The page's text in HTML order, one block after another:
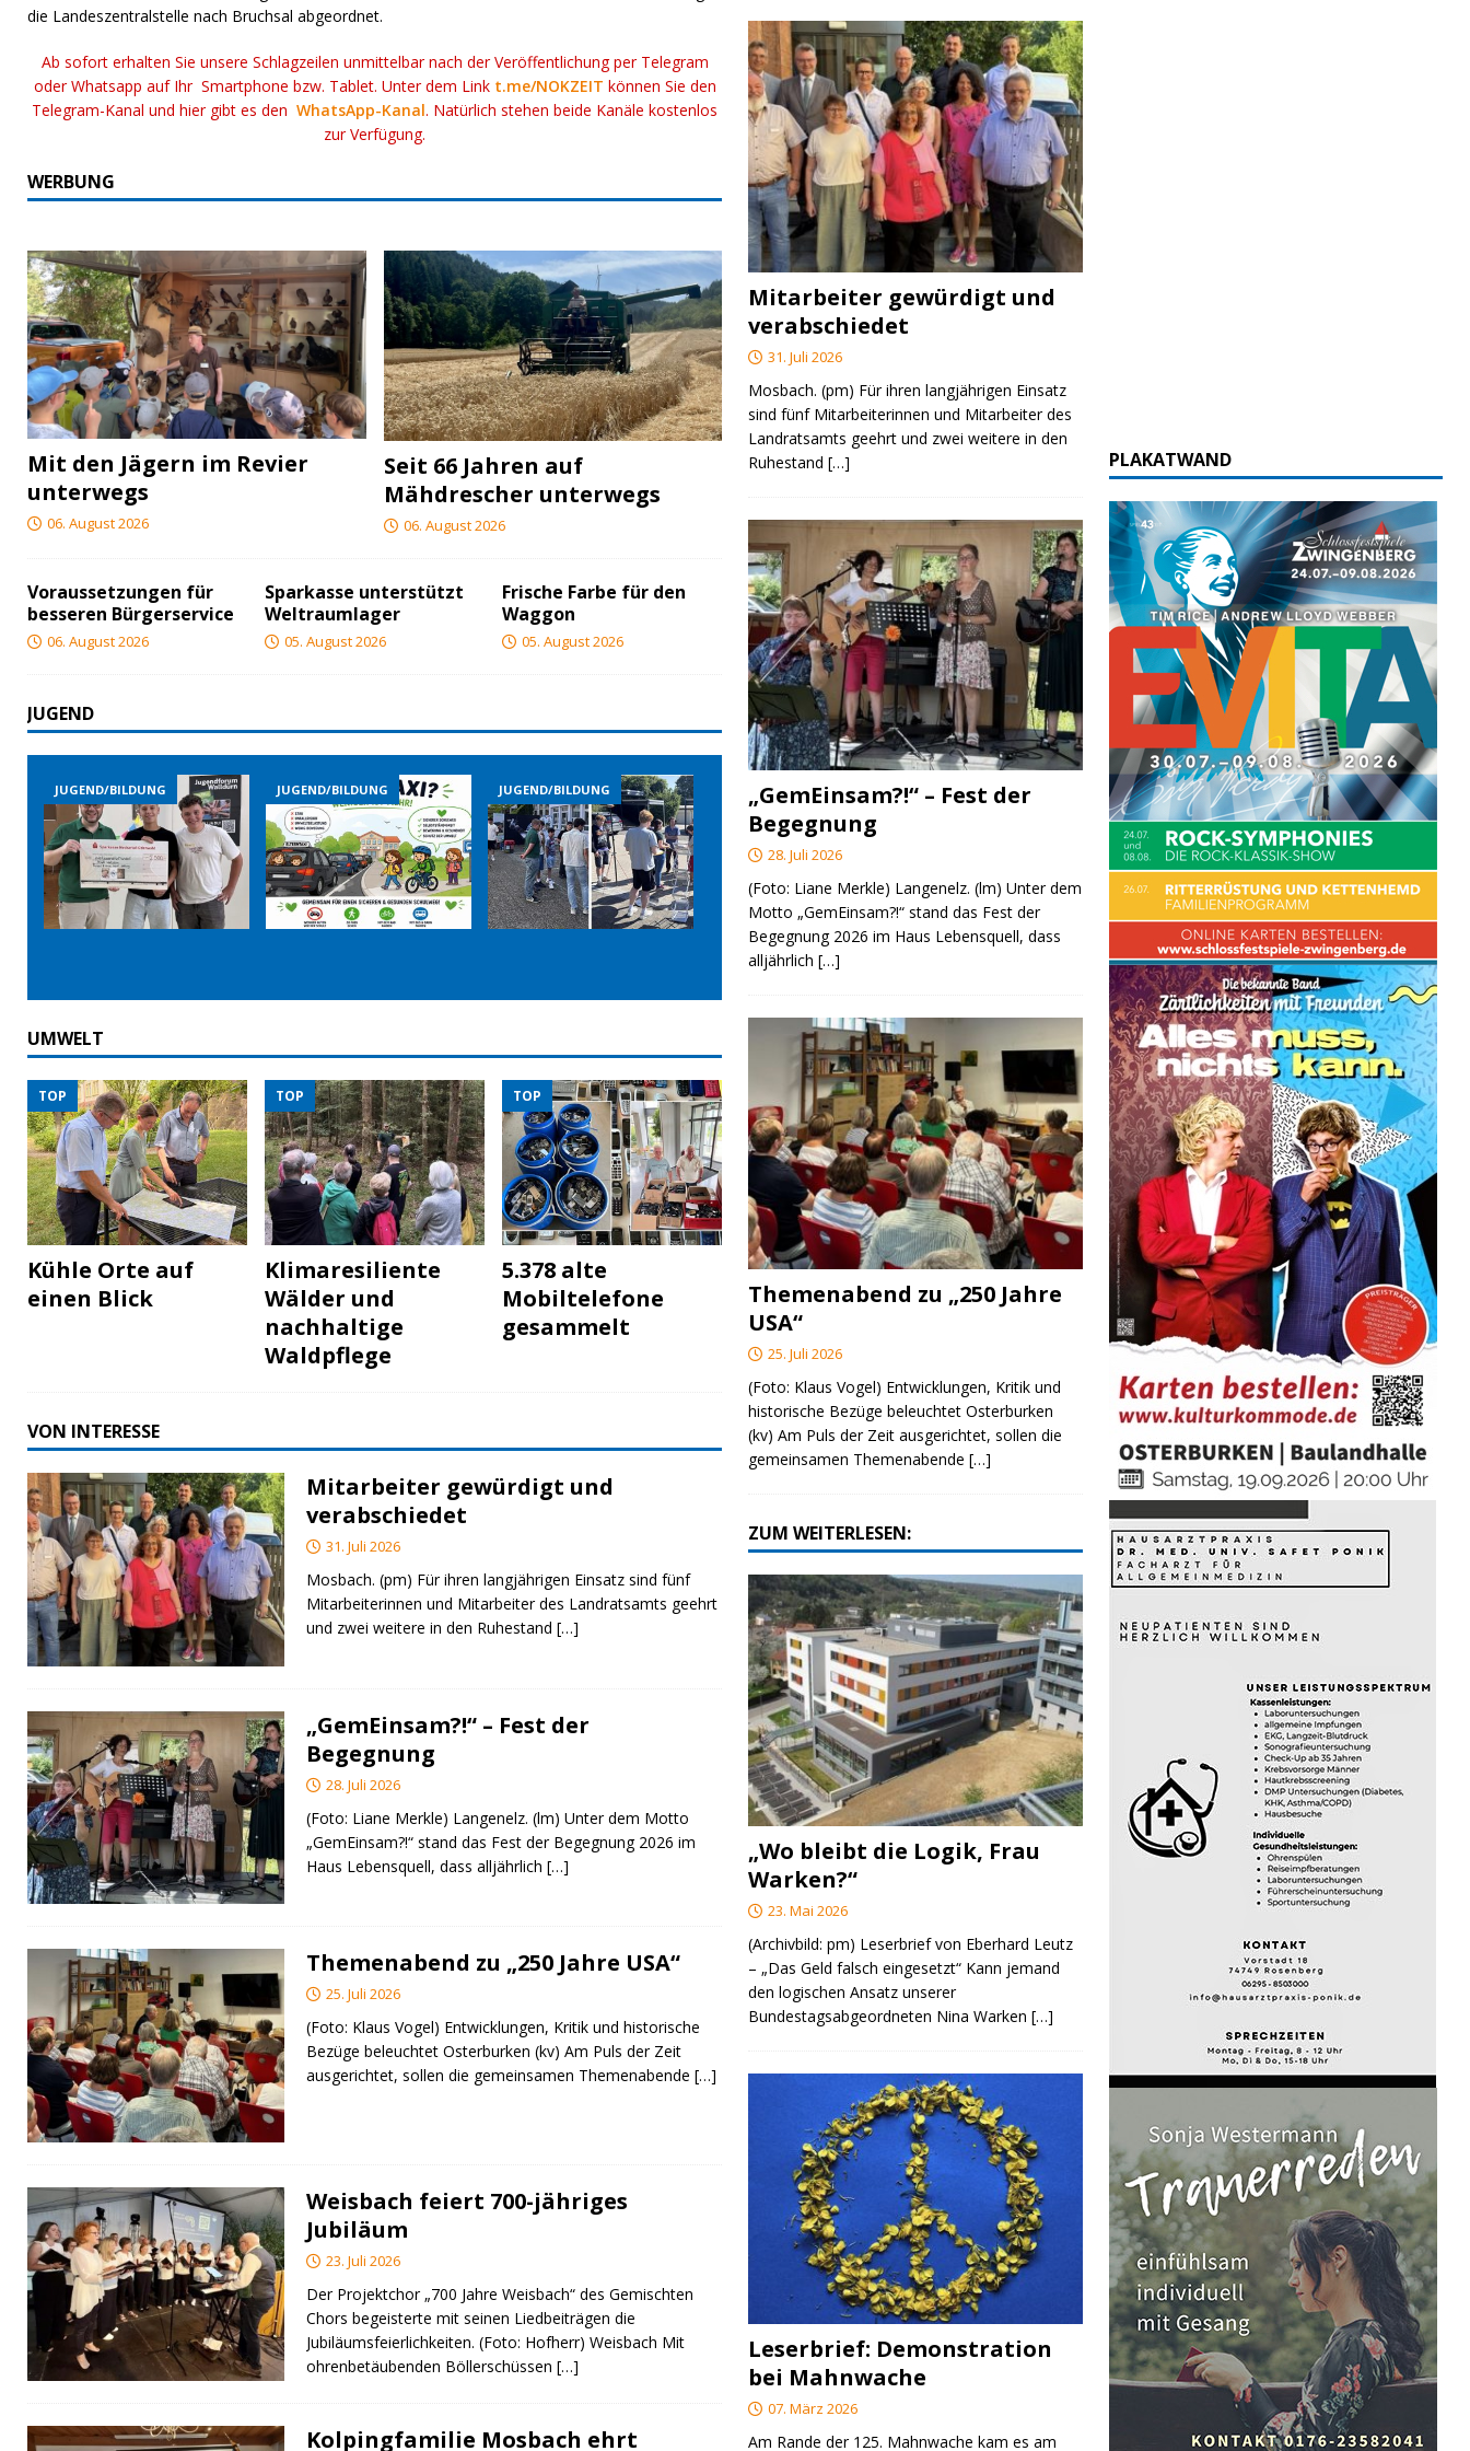
die Landeszentralstelle nach Bruchsal abgeordnet.
Ab sofort erhalten Sie unsere Schlagzeilen unmittelbar nach der Veröffentlichung per Telegram
oder Whatsapp auf Ihr Smartphone bzw. Tablet. Unter dem Link t.me/NOKZEIT können Sie den
Telegram-Kanal und hier gibt es denWhatsApp-Kanal. Natürlich stehen beide Kanäle kostenlos
zur Verfügung.
WERBUNG
Mit den Jägern im Revier
unterwegs
06. August 2026
Seit 66 Jahren auf
Mähdrescher unterwegs
06. August 2026
Voraussetzungen für
besseren Bürgerservice
06. August 2026
Sparkasse unterstützt
Weltraumlager
05. August 2026
Frische Farbe für den
Waggon
05. August 2026
JUGEND
JUGEND/BILDUNG JUGEND/BILDUNG JUGEND/BILDUNG JUGEND/BILDUNG JUGEND/BILDUNG
UMWELT
TOP
Kühle Orte auf
einen Blick
TOP
Klimaresiliente
Wälder und
nachhaltige
Waldpflege
TOP
5.378 alte
Mobiltelefone
gesammelt
VON INTERESSE
Mitarbeiter gewürdigt und
verabschiedet
31. Juli 2026
Mosbach. (pm) Für ihren langjährigen Einsatz sind fünf
Mitarbeiterinnen und Mitarbeiter des Landratsamts geehrt
und zwei weitere in den Ruhestand […]
„GemEinsam?!“ – Fest der
Begegnung
28. Juli 2026
(Foto: Liane Merkle) Langenelz. (lm) Unter dem Motto
„GemEinsam?!“ stand das Fest der Begegnung 2026 im
Haus Lebensquell, dass alljährlich […]
Themenabend zu „250 Jahre USA“
25. Juli 2026
(Foto: Klaus Vogel) Entwicklungen, Kritik und historische
Bezüge beleuchtet Osterburken (kv) Am Puls der Zeit
ausgerichtet, sollen die gemeinsamen Themenabende […]
Weisbach feiert 700-jähriges
Jubiläum
23. Juli 2026
Der Projektchor „700 Jahre Weisbach“ des Gemischten
Chors begeisterte mit seinen Liedbeiträgen die
Jubiläumsfeierlichkeiten. (Foto: Hofherr) Weisbach Mit
ohrenbetäubenden Böllerschüssen […]
Kolpingfamilie Mosbach ehrt
Mitarbeiter gewürdigt und
verabschiedet
31. Juli 2026
Mosbach. (pm) Für ihren langjährigen Einsatz
sind fünf Mitarbeiterinnen und Mitarbeiter des
Landratsamts geehrt und zwei weitere in den
Ruhestand[…]
„GemEinsam?!“ – Fest der
Begegnung
28. Juli 2026
(Foto: Liane Merkle) Langenelz. (lm) Unter dem
Motto „GemEinsam?!“ stand das Fest der
Begegnung 2026 im Haus Lebensquell, dass
alljährlich[…]
Themenabend zu „250 Jahre
USA“
25. Juli 2026
(Foto: Klaus Vogel) Entwicklungen, Kritik und
historische Bezüge beleuchtet Osterburken
(kv) Am Puls der Zeit ausgerichtet, sollen die
gemeinsamen Themenabende[…]
ZUM WEITERLESEN:
„Wo bleibt die Logik, Frau
Warken?“
23. Mai 2026
(Archivbild: pm) Leserbrief von Eberhard Leutz
– „Das Geld falsch eingesetzt“ Kann jemand
den logischen Ansatz unserer
Bundestagsabgeordneten Nina Warken[…]
Leserbrief: Demonstration
bei Mahnwache
07. März 2026
Am Rande der 125. Mahnwache kam es am
PLAKATWAND